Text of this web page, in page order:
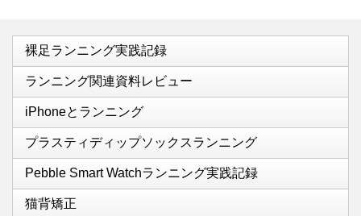
裸足ランニング実践記録
ランニング関連資料レビュー
iPhoneとランニング
プラスティディップソックスランニング
Pebble Smart Watchランニング実践記録
猫背矯正